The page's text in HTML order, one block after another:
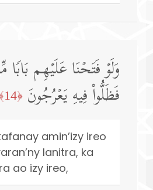
وَلَوۡ فَتَحۡنَا عَلَیۡهِم
فَظَلُّوا۟ فِیهِ یَعۡرُجُونَ ﴿14﴾
amin’izy ireo
lanitra, ka
ao izy ireo,